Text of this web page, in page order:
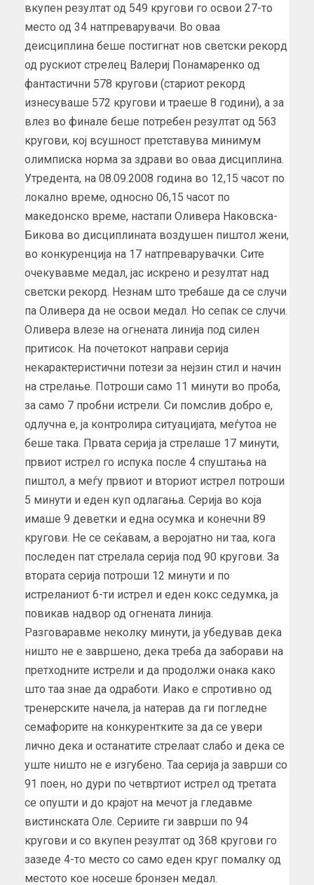
вкупен резултат од 549 кругови го освои 27-то
место од 34 натпреварувачи. Во оваа
деисциплина беше постигнат нов светски рекорд
од рускиот стрелец Валериј Понамаренко од
фантастични 578 кругови (стариот рекорд
изнесуваше 572 кругови и траеше 8 години), а за
влез во финале беше потребен резултат од 563
кругови, кој всушност претставува минимум
олимписка норма за здрави во оваа дисциплина.
Утредента, на 08.09.2008 година во 12,15 часот по
локално време, односно 06,15 часот по
македонско време, настапи Оливера Наковска-
Бикова во дисциплината воздушен пиштол жени,
во конкуренција на 17 натпреварувачки. Сите
очекувавме медал, јас искрено и резултат над
светски рекорд. Незнам што требаше да се случи
па Оливера да не освои медал. Но сепак се случи.
Оливера влезе на огнената линија под силен
притисок. На почетокот направи серија
некарактеристични потези за нејзин стил и начин
на стрелање. Потроши само 11 минути во проба,
за само 7 пробни истрели. Си помслив добро е,
одлучна е, ја контролира ситуацијата, меѓутоа не
беше така. Првата серија ја стрелаше 17 минути,
првиот истрел го испука после 4 спуштања на
пиштол, а меѓу првиот и вториот истрел потроши
5 минути и еден куп одлагања. Серија во која
имаше 9 деветки и една осумка и конечни 89
кругови. Не се сеќавам, а веројатно ни таа, кога
последен пат стрелала серија под 90 кругови. За
втората серија потроши 12 минути и по
истреланиот 6-ти истрел и еден кокс седумка, ја
повикав надвор од огнената линија.
Разговаравме неколку минути, ја убедував дека
ништо не е завршено, дека треба да заборави на
претходните истрели и да продолжи онака како
што таа знае да одработи. Иако е спротивно од
тренерските начела, ја натерав да ги погледне
семафорите на конкурентките за да се увери
лично дека и останатите стрелаат слабо и дека се
уште ништо не е изгубено. Таа серија ја заврши со
91 поен, но дури по четвртиот истрел од третата
се опушти и до крајот на мечот ја гледавме
вистинската Оле. Сериите ги заврши по 94
кругови и со вкупен резултат од 368 кругови го
зазеде 4-то место со само еден круг помалку од
местото кое носеше бронзен медал.